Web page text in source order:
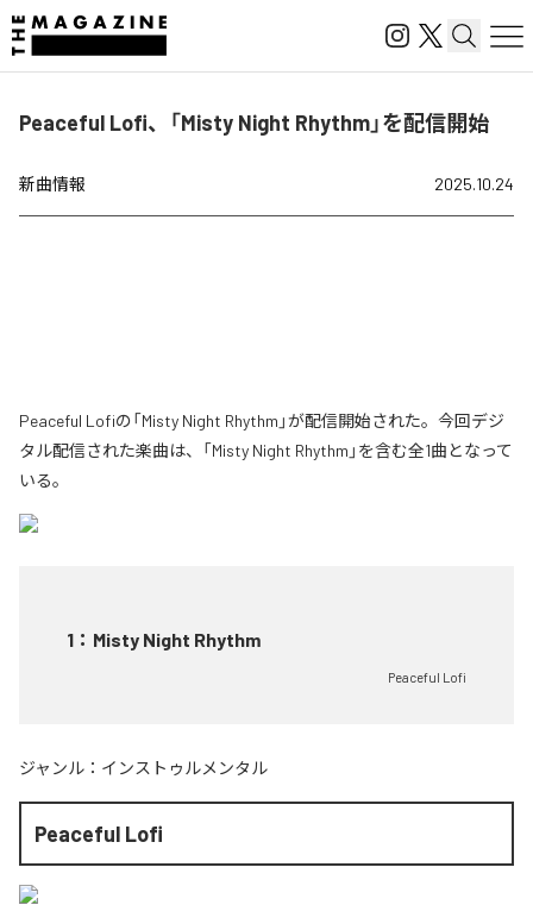
Peaceful Lofi、「Misty Night Rhythm」を配信開始
新曲情報 2025.10.24
Peaceful Lofiの「Misty Night Rhythm」が配信開始された。今回デジ
タル配信された楽曲は、「Misty Night Rhythm」を含む全1曲となって
いる。
1 ： Misty Night Rhythm
Peaceful Lofi
ジャンル： インストゥルメンタル
Peaceful Lofi